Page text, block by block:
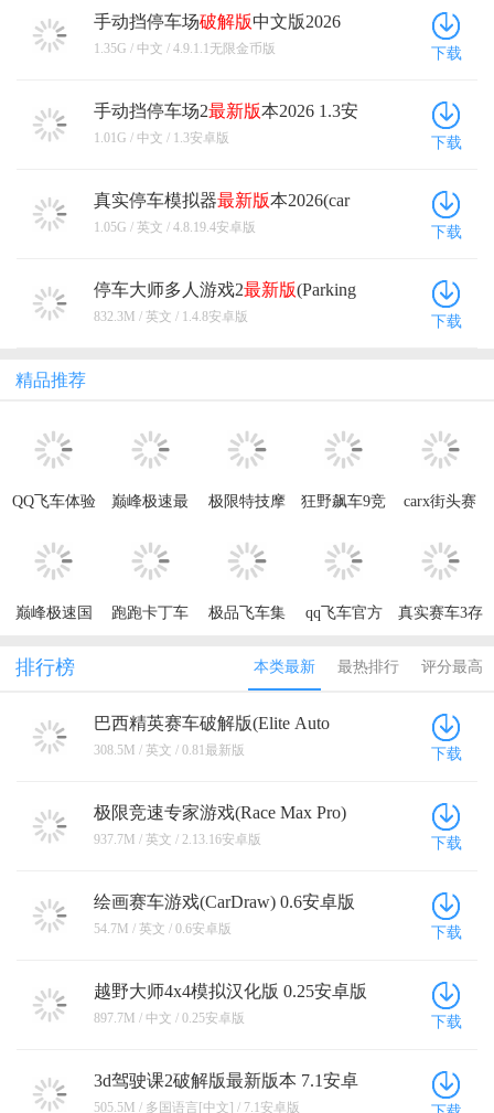
手动挡停车场破解版中文版2026
4.9.1.1无限金币版
1.35G / 中文 / 4.9.1.1无限金币版 下载
手动挡停车场2最新版本2026 1.3安
卓版
1.01G / 中文 / 1.3安卓版 下载
真实停车模拟器最新版本2026(car
parking) 4.8.19.4安卓版
1.05G / 英文 / 4.8.19.4安卓版 下载
停车大师多人游戏2最新版(Parking
Master Multiplayer 2) 1.4.8安卓版
832.3M / 英文 / 1.4.8安卓版 下载
精品推荐
QQ飞车体验
2026
巅峰极速最
年
极限特技摩
币版(Stunt
Bike
狂野飙车9竞
carx街头赛
(CarX Street)
巅峰极速国
跑跑卡丁车
极品飞车集
qq飞车官方
真实赛车3存
排行榜 本类最新 最热排行 评分最高
巴西精英赛车破解版(Elite Auto
Brasil) 0.81最新版
308.5M / 英文 / 0.81最新版 下载
极限竞速专家游戏(Race Max Pro)
2.13.16安卓版
937.7M / 英文 / 2.13.16安卓版 下载
绘画赛车游戏(CarDraw) 0.6安卓版
54.7M / 英文 / 0.6安卓版 下载
越野大师4x4模拟汉化版 0.25安卓版
897.7M / 中文 / 0.25安卓版 下载
3d驾驶课2破解版最新版本 7.1安卓
版
505.5M / 多国语言[中文] / 7.1安卓版